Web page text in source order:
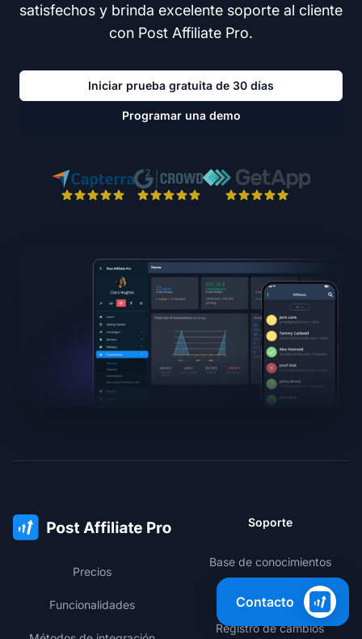
satisfechos y brinda excelente soporte al cliente
con Post Affiliate Pro.
Iniciar prueba gratuita de 30 días
Programar una demo
Precios
Funcionalidades
Soporte
Base de conocimientos
Área de miembros
Registro de cambios
Contacto